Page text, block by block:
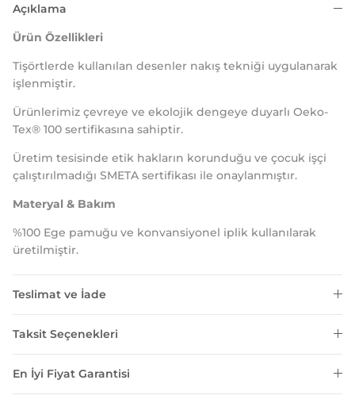
Açıklama
Ürün Özellikleri
Tişörtlerde kullanılan desenler nakış tekniği uygulanarak
işlenmiştir.
Ürünlerimiz çevreye ve ekolojik dengeye duyarlı Oeko-
Tex®️ 100 sertifikasına sahiptir.
Üretim tesisinde etik hakların korunduğu ve çocuk işçi
çalıştırılmadığı SMETA sertifikası ile onaylanmıştır.
Materyal & Bakım
%100 Ege pamuğu ve konvansiyonel iplik kullanılarak
üretilmiştir.
Teslimat ve İade
Taksit Seçenekleri
En İyi Fiyat Garantisi